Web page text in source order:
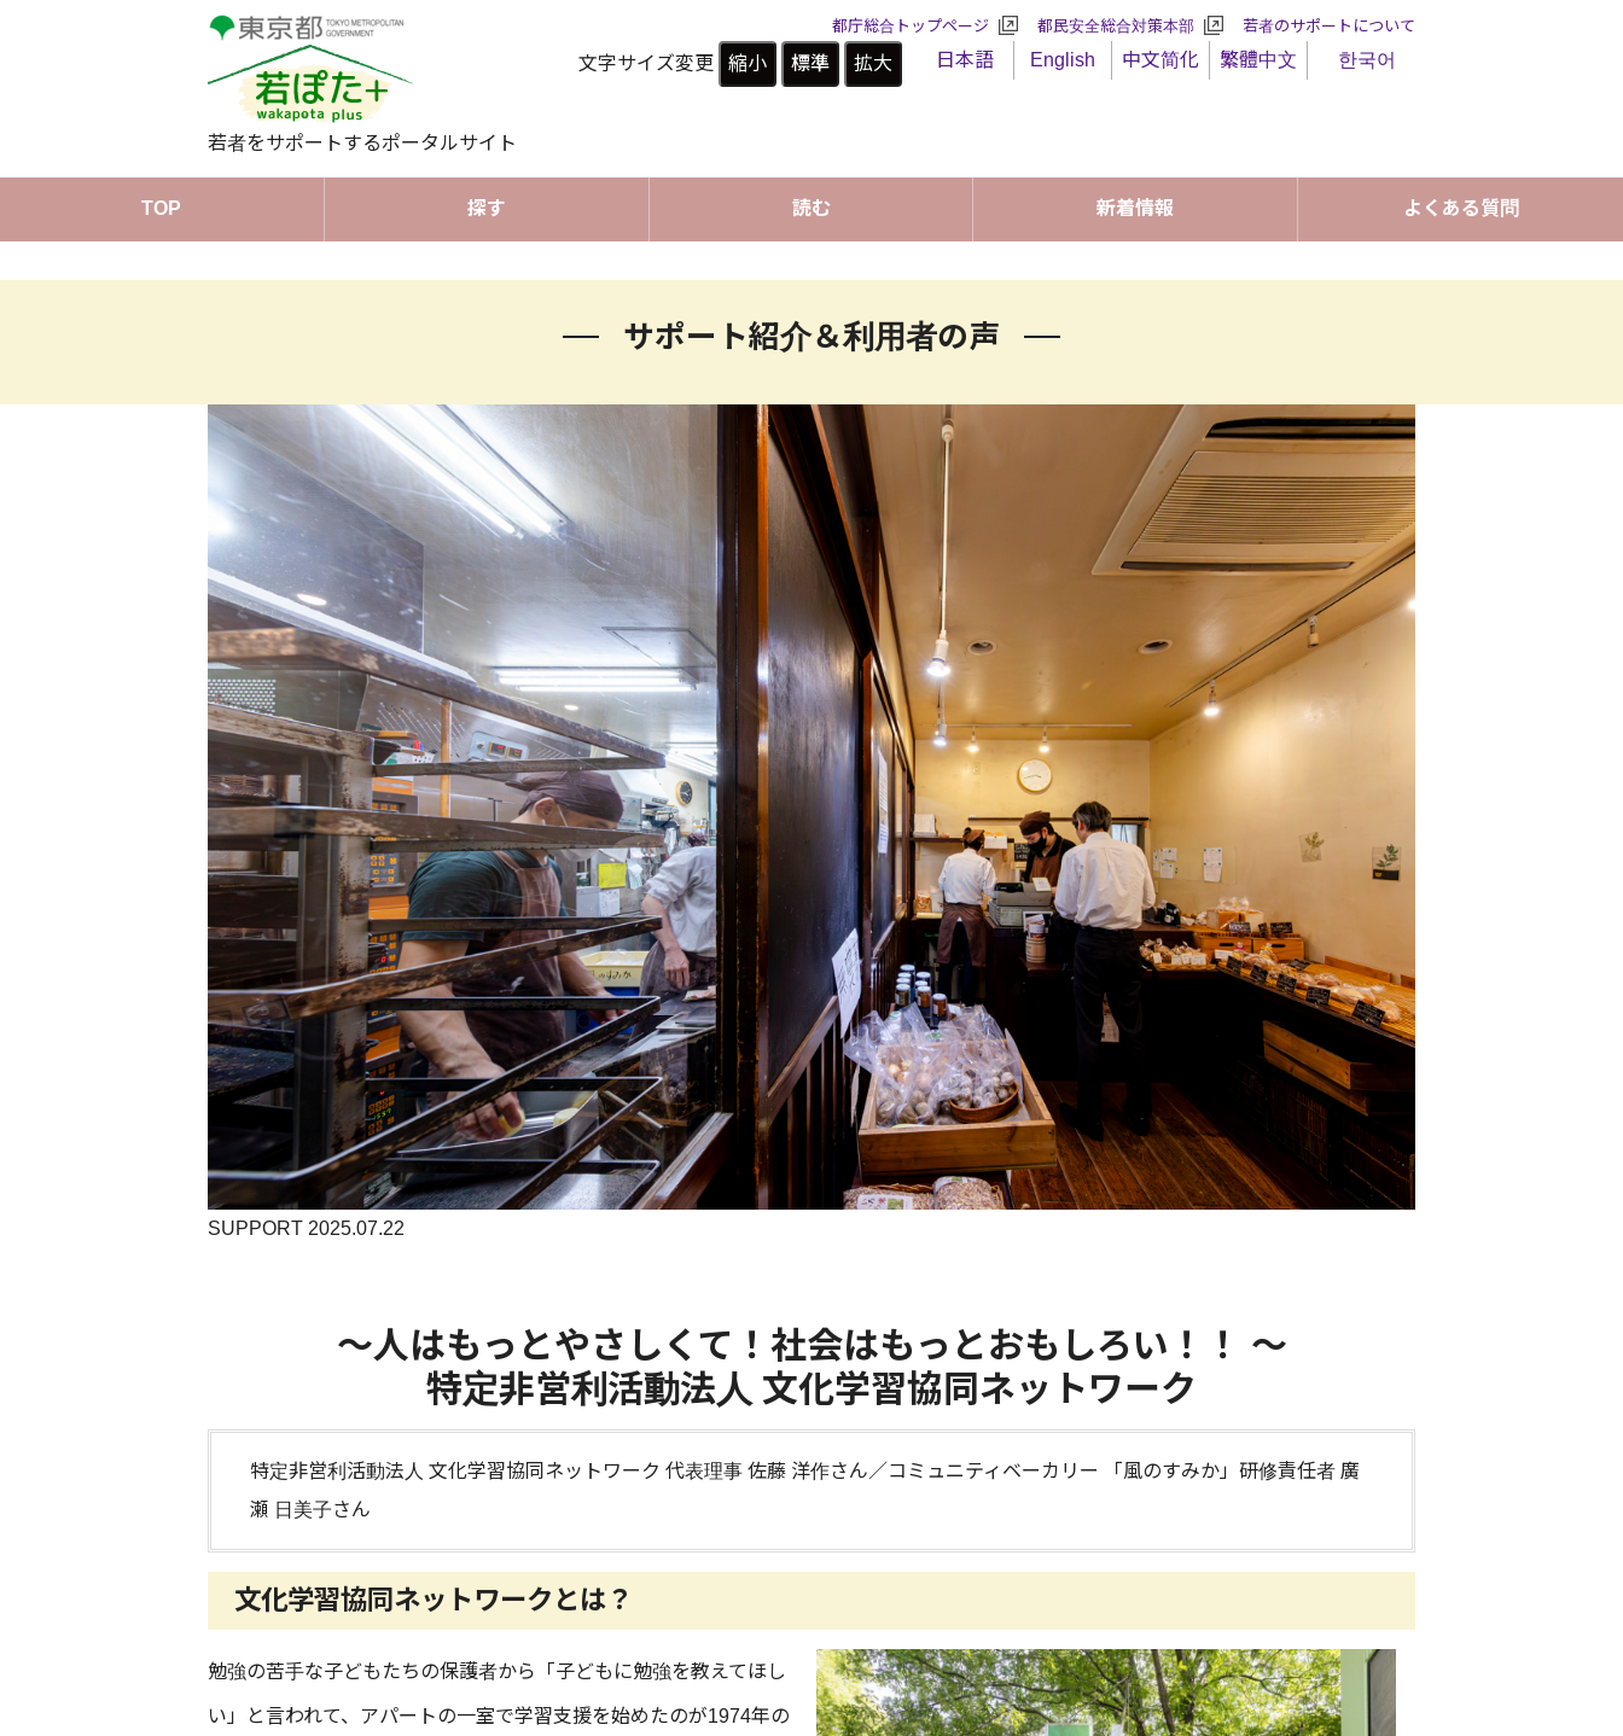
若者をサポートするポータルサイト
都庁総合トップページ 都民安全総合対策本部 若者のサポートについて
文字サイズ変更 縮小 標準 拡大 日本語 English 中文简化 繁體中文 한국어
TOP 探す 読む 新着情報 よくある質問
サポート紹介＆利用者の声
SUPPORT 2025.07.22
～人はもっとやさしくて！社会はもっとおもしろい！！ ～
特定非営利活動法人 文化学習協同ネットワーク
特定非営利活動法人 文化学習協同ネットワーク 代表理事 佐藤 洋作さん／コミュニティベーカリー 「風のすみか」研修責任者 廣
瀬 日美子さん
文化学習協同ネットワークとは？
勉強の苦手な子どもたちの保護者から「子どもに勉強を教えてほし
い」と言われて、アパートの一室で学習支援を始めたのが1974年の